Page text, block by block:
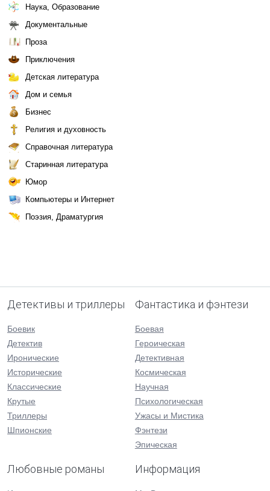
Наука, Образование
Документальные
Проза
Приключения
Детская литература
Дом и семья
Бизнес
Религия и духовность
Справочная литература
Старинная литература
Юмор
Компьютеры и Интернет
Поэзия, Драматургия
Детективы и триллеры
Боевик
Детектив
Иронические
Исторические
Классические
Крутые
Триллеры
Шпионские
Фантастика и фэнтези
Боевая
Героическая
Детективная
Космическая
Научная
Психологическая
Ужасы и Мистика
Фэнтези
Эпическая
Любовные романы Информация